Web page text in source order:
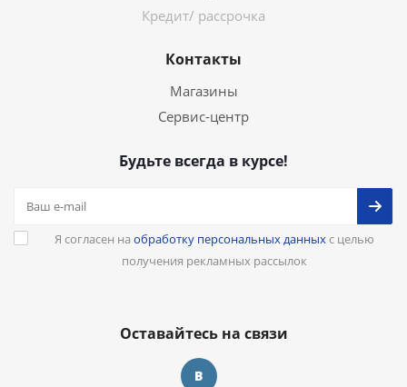
Кредит/ рассрочка
Контакты
Магазины
Сервис-центр
Будьте всегда в курсе!
Я согласен на обработку персональных данныхс целью
получения рекламных рассылок
Оставайтесь на связи